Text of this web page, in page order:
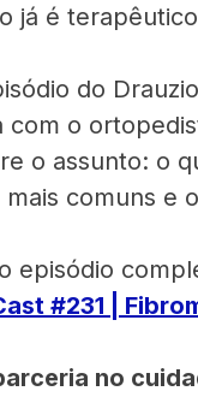
já é
do
com o
o assunto: o
mais comuns e
episódio
#231 |
no